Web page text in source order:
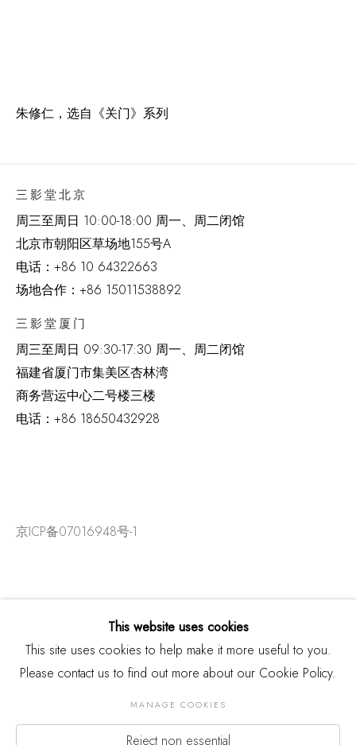
朱修仁，选自《关门》系列
三影堂北京
周三至周日 10:00-18:00 周一、周二闭馆
北京市朝阳区草场地155号A
电话： +86 10 64322663
场地合作：+86 15011538892
三影堂厦门
周三至周日 09:30-17:30 周一、周二闭馆
福建省厦门市集美区杏林湾
商务营运中心二号楼三楼
电话： +86 18650432928
京ICP备07016948号-1
版权 2026 THREE SHADOWS
This website uses cookies
This site uses cookies to help make it more useful to you.
Please contact us to find out more about our Cookie Policy.
MANAGE COOKIES
Reject non essential